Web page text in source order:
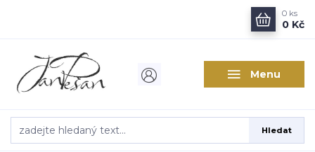
Menu
Hledat
0 ks
0 Kč